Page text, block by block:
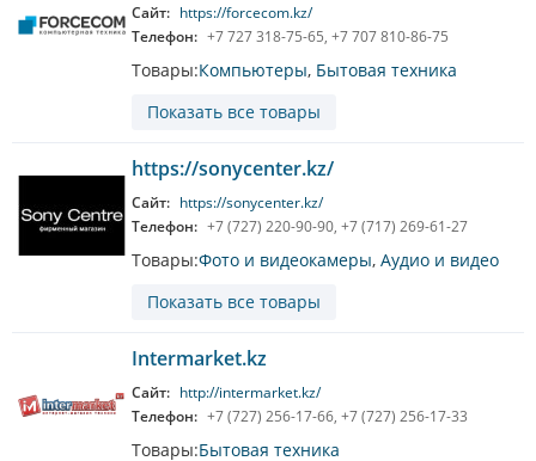
Сайт: https://forcecom.kz/
Телефон: +7 727 318-75-65, +7 707 810-86-75
Товары:Компьютеры, Бытовая техника
Показать все товары
https://sonycenter.kz/
Сайт: https://sonycenter.kz/
Телефон: +7 (727) 220-90-90, +7 (717) 269-61-27
Товары:Фото и видеокамеры, Аудио и видео
Показать все товары
Intermarket.kz
Сайт: http://intermarket.kz/
Телефон: +7 (727) 256-17-66, +7 (727) 256-17-33
Товары:Бытовая техника